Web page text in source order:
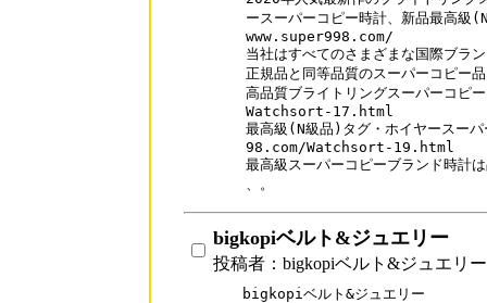
ースーパーコピー時計、新品最高級
www.super998.com/
当社はすべてのさまざまな国際ブラ
正規品と同等品質のスーパーコピー
高品質ブライトリングスーパーコ
Watchsort-17.html
最高級(N級品)タグ・ホイヤースー
98.com/Watchsort-19.html
最高級スーパーコピーブランド時計
、。
bigkopiベルト&ジュエリー
投稿者：bigkopiベルト&ジュエリー
bigkopiベルト&ジュエリー